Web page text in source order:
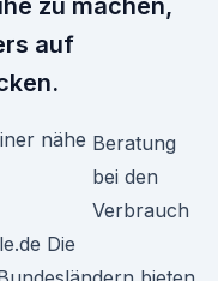
zu machen,
auf
Beratung
bei den
Verbrauch
Die